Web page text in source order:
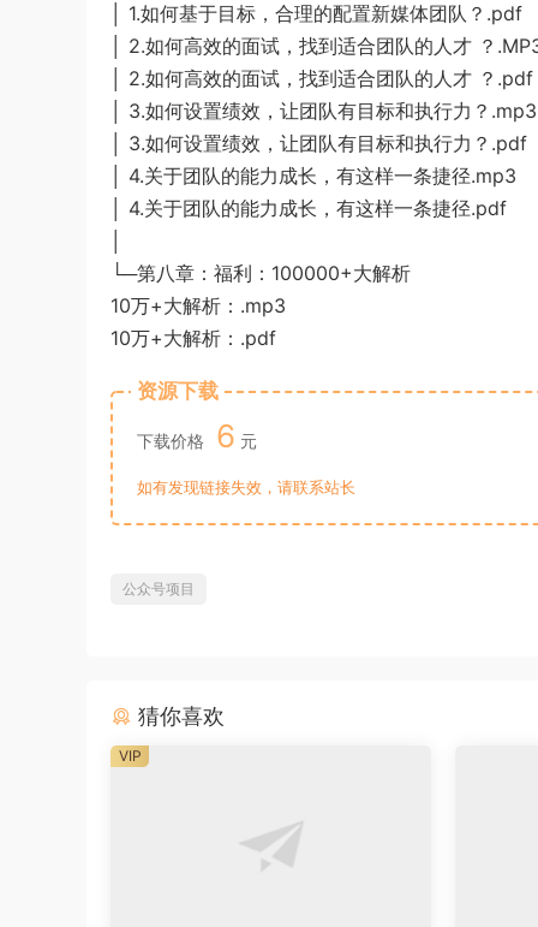
│ 1.如何基于目标，合理的配置新媒体团队？.pdf
│ 2.如何高效的面试，找到适合团队的人才 ？
│ 2.如何高效的面试，找到适合团队的人才 ？.pdf
│ 3.如何设置绩效，让团队有目标和执行力？.mp3
│ 3.如何设置绩效，让团队有目标和执行力？.pdf
│ 4.关于团队的能力成长，有这样一条捷径.mp3
│ 4.关于团队的能力成长，有这样一条捷径.pdf
└─第八章：福利：100000+大解析
10万+大解析：.mp3
10万+大解析：.pdf
资源下载
下载价格 6 元
如有发现链接失效，请联系站长
公众号项目
猜你喜欢
VIP